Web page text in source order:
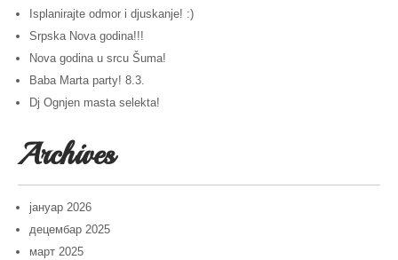
Isplanirajte odmor i djuskanje! :)
Srpska Nova godina!!!
Nova godina u srcu Šuma!
Baba Marta party! 8.3.
Dj Ognjen masta selekta!
Archives
јануар 2026
децембар 2025
март 2025